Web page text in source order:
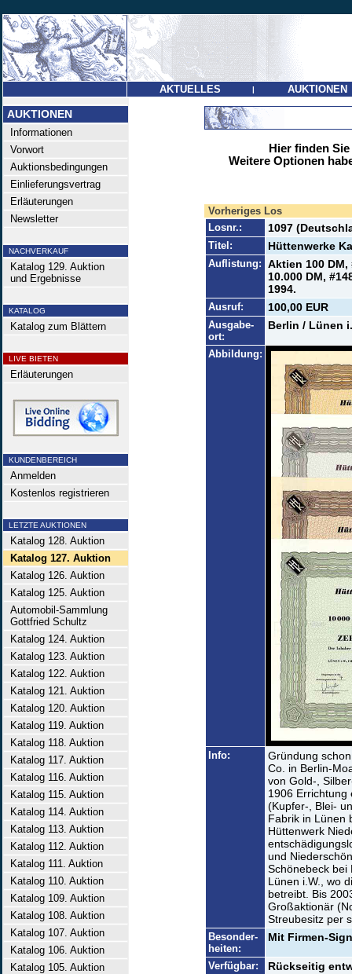
AKTUELLES | AUKTIONEN
AUKTIONEN
Informationen
Vorwort
Auktionsbedingungen
Einlieferungsvertrag
Erläuterungen
Newsletter
NACHVERKAUF
Katalog 129. Auktion
und Ergebnisse
KATALOG
Katalog zum Blättern
LIVE BIETEN
Erläuterungen
KUNDENBEREICH
Anmelden
Kostenlos registrieren
LETZTE AUKTIONEN
Katalog 128. Auktion
Katalog 127. Auktion
Katalog 126. Auktion
Katalog 125. Auktion
Automobil-Sammlung
Gottfried Schultz
Katalog 124. Auktion
Katalog 123. Auktion
Katalog 122. Auktion
Katalog 121. Auktion
Katalog 120. Auktion
Katalog 119. Auktion
Katalog 118. Auktion
Katalog 117. Auktion
Katalog 116. Auktion
Katalog 115. Auktion
Katalog 114. Auktion
Katalog 113. Auktion
Katalog 112. Auktion
Katalog 111. Auktion
Katalog 110. Auktion
Katalog 109. Auktion
Katalog 108. Auktion
Katalog 107. Auktion
Katalog 106. Auktion
Katalog 105. Auktion
Hier finden
Weitere Optionen
Vorheriges Los
Losnr.:
1097
Titel: Hüttenwerke
Auflistung: Aktien 100 DM,
10.000 DM,
1994.
Ausruf: 100,00 EUR
Ausgabe-
ort:
Berlin / Lünen
Abbildung:
Info:
Gründung
Co. in Berlin-
von Gold-,
1906 Errichtung
(Kupfer-, Blei-
Fabrik in Lünen
Hüttenwerk
und
Schönebeck bei
Lünen i.W., wo
betreibt. Bis
Großaktionär
Streubesitz per
Besonder-
heiten:
Mit Firmen-
Verfügbar: Rückseitig